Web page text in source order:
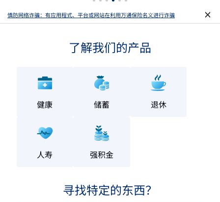
慎防网络诈骗：有应用程式、平台或网站在利用万通保险名义进行诈骗
了解我们的产品
健康 储蓄 退休
人寿 强积金
寻找特定的东西？